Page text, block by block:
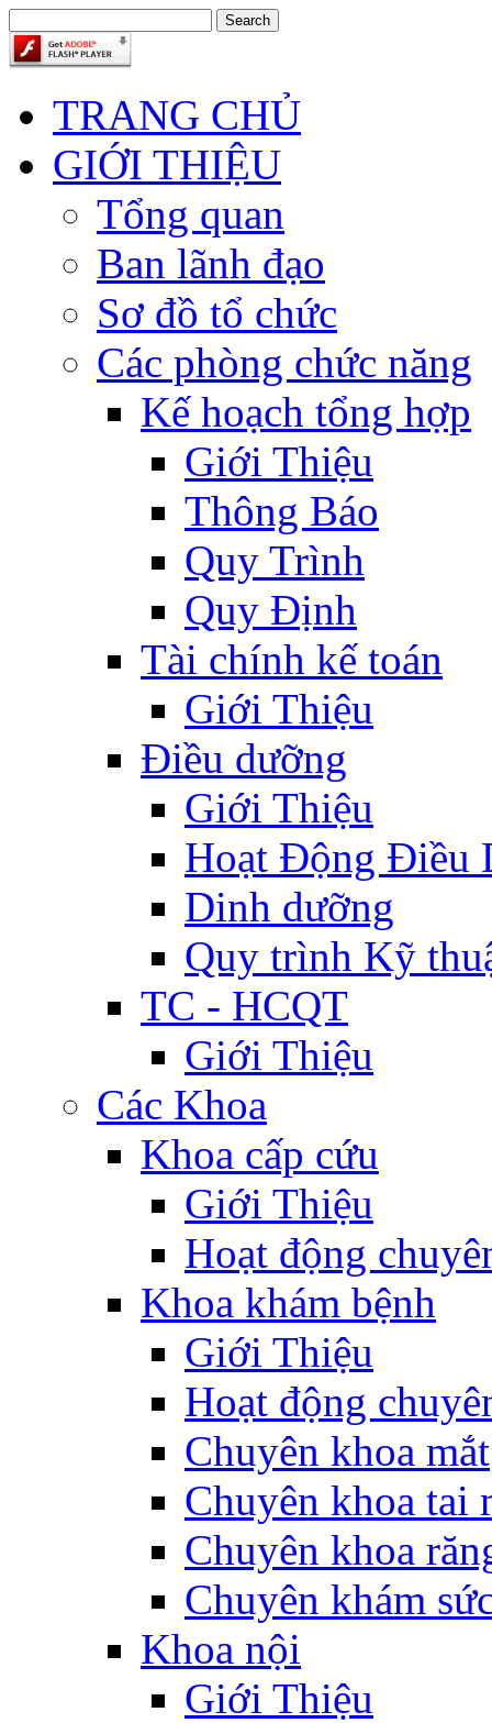
TRANG CHỦ
GIỚI THIỆU
Tổng quan
Ban lãnh đạo
Sơ đồ tổ chức
Các phòng chức năng
Kế hoạch tổng hợp
Giới Thiệu
Thông Báo
Quy Trình
Quy Định
Tài chính kế toán
Giới Thiệu
Điều dưỡng
Giới Thiệu
Hoạt Động Điều
Dinh dưỡng
Quy trình Kỹ
TC - HCQT
Giới Thiệu
Các Khoa
Khoa cấp cứu
Giới Thiệu
Hoạt động
Khoa khám bệnh
Giới Thiệu
Hoạt động
Chuyên khoa mắt
Chuyên khoa tai
Chuyên khoa
Chuyên khám
Khoa nội
Giới Thiệu